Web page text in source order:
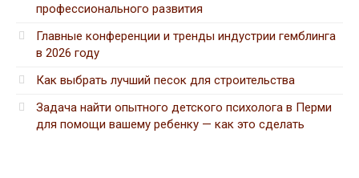
профессионального развития
Главные конференции и тренды индустрии гемблинга
в 2026 году
Как выбрать лучший песок для строительства
Задача найти опытного детского психолога в Перми
для помощи вашему ребенку — как это сделать